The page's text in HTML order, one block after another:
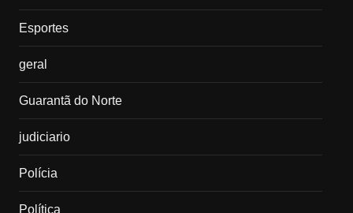
Esportes
geral
Guarantã do Norte
judiciario
Polícia
Política